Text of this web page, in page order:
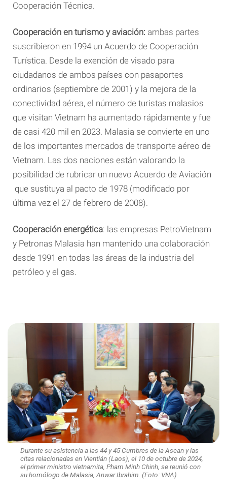
Cooperación Técnica.
Cooperación en turismo y aviación: ambas partes
suscribieron en 1994 un Acuerdo de Cooperación
Turística. Desde la exención de visado para
ciudadanos de ambos países con pasaportes
ordinarios (septiembre de 2001) y la mejora de la
conectividad aérea, el número de turistas malasios
que visitan Vietnam ha aumentado rápidamente y fue
de casi 420 mil en 2023. Malasia se convierte en uno
de los importantes mercados de transporte aéreo de
Vietnam. Las dos naciones están valorando la
posibilidad de rubricar un nuevo Acuerdo de Aviación
que sustituya al pacto de 1978 (modificado por
última vez el 27 de febrero de 2008).
Cooperación energética: las empresas PetroVietnam
y Petronas Malasia han mantenido una colaboración
desde 1991 en todas las áreas de la industria del
petróleo y el gas.
Durante su asistencia a las 44 y 45 Cumbres de la Asean y las
citas relacionadas en Vientián (Laos), el 10 de octubre de 2024,
el primer ministro vietnamita, Pham Minh Chinh, se reunió con
su homólogo de Malasia, Anwar Ibrahim. (Foto: VNA)